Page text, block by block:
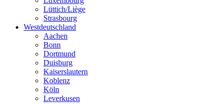
Lüttich/Liège
Strasbourg
Westdeutschland
Aachen
Bonn
Dortmund
Duisburg
Kaiserslautern
Koblenz
Köln
Leverkusen